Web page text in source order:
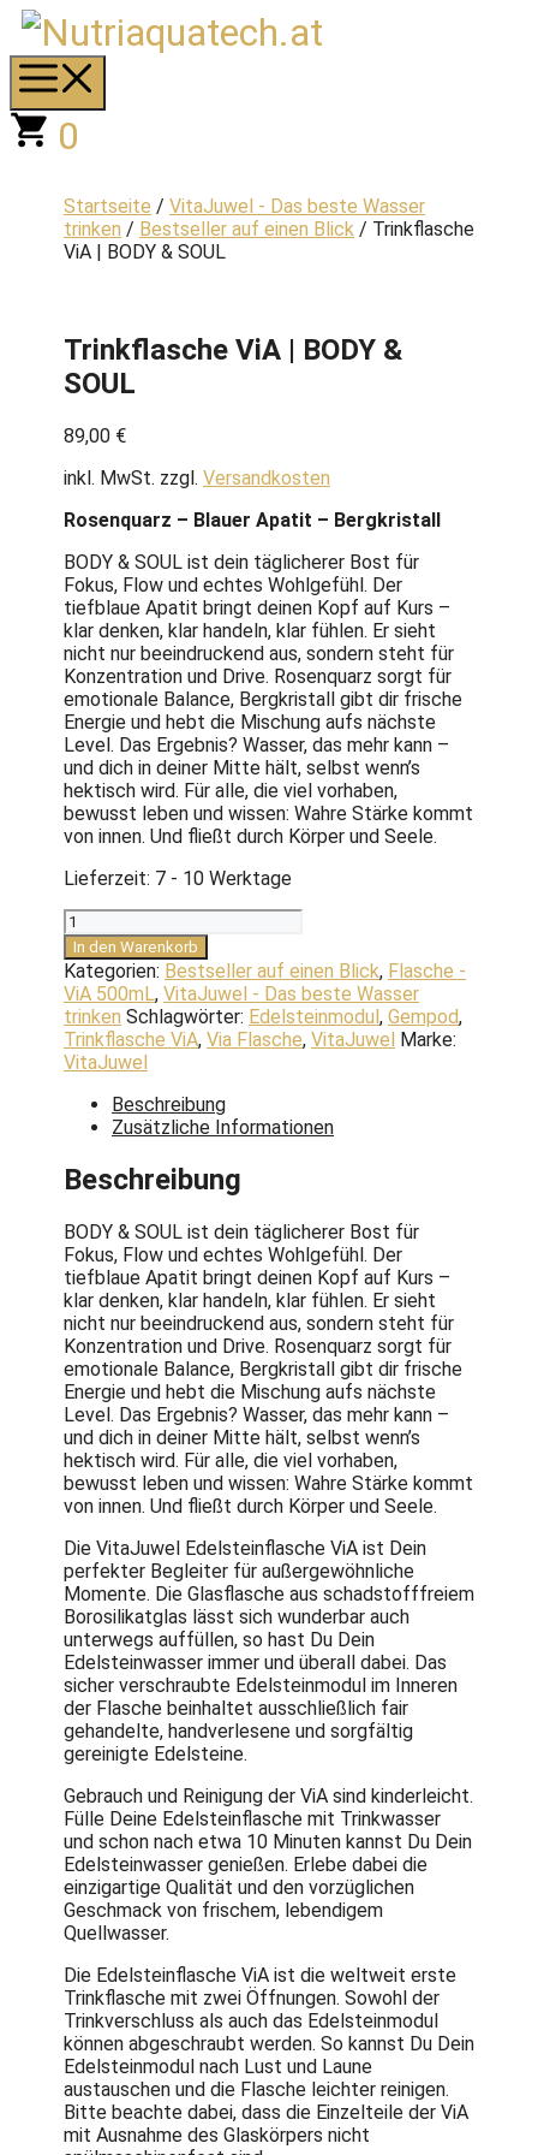
Zum
Inhalt
springen
0
Startseite / VitaJuwel - Das beste Wasser
trinken / Bestseller auf einen Blick / Trinkflasche
ViA | BODY & SOUL
Trinkflasche ViA | BODY &
SOUL
89,00 €
inkl. MwSt. zzgl. Versandkosten
Rosenquarz – Blauer Apatit – Bergkristall
BODY & SOUL ist dein täglicherer Bost für
Fokus, Flow und echtes Wohlgefühl. Der
tiefblaue Apatit bringt deinen Kopf auf Kurs –
klar denken, klar handeln, klar fühlen. Er sieht
nicht nur beeindruckend aus, sondern steht für
Konzentration und Drive. Rosenquarz sorgt für
emotionale Balance, Bergkristall gibt dir frische
Energie und hebt die Mischung aufs nächste
Level. Das Ergebnis? Wasser, das mehr kann –
und dich in deiner Mitte hält, selbst wenn’s
hektisch wird. Für alle, die viel vorhaben,
bewusst leben und wissen: Wahre Stärke kommt
von innen. Und fließt durch Körper und Seele.
Lieferzeit: 7 - 10 Werktage
Trinkflasche
ViA
|
BODY
&
SOUL
Menge
In den Warenkorb
Kategorien: Bestseller auf einen Blick, Flasche -
ViA 500mL, VitaJuwel - Das beste Wasser
trinken Schlagwörter: Edelsteinmodul, Gempod,
Trinkflasche ViA, Via Flasche, VitaJuwel Marke:
VitaJuwel
Beschreibung
Zusätzliche Informationen
Beschreibung
BODY & SOUL ist dein täglicherer Bost für
Fokus, Flow und echtes Wohlgefühl. Der
tiefblaue Apatit bringt deinen Kopf auf Kurs –
klar denken, klar handeln, klar fühlen. Er sieht
nicht nur beeindruckend aus, sondern steht für
Konzentration und Drive. Rosenquarz sorgt für
emotionale Balance, Bergkristall gibt dir frische
Energie und hebt die Mischung aufs nächste
Level. Das Ergebnis? Wasser, das mehr kann –
und dich in deiner Mitte hält, selbst wenn’s
hektisch wird. Für alle, die viel vorhaben,
bewusst leben und wissen: Wahre Stärke kommt
von innen. Und fließt durch Körper und Seele.
Die VitaJuwel Edelsteinflasche ViA ist Dein
perfekter Begleiter für außergewöhnliche
Momente. Die Glasflasche aus schadstofffreiem
Borosilikatglas lässt sich wunderbar auch
unterwegs auffüllen, so hast Du Dein
Edelsteinwasser immer und überall dabei. Das
sicher verschraubte Edelsteinmodul im Inneren
der Flasche beinhaltet ausschließlich fair
gehandelte, handverlesene und sorgfältig
gereinigte Edelsteine.
Gebrauch und Reinigung der ViA sind kinderleicht.
Fülle Deine Edelsteinflasche mit Trinkwasser
und schon nach etwa 10 Minuten kannst Du Dein
Edelsteinwasser genießen. Erlebe dabei die
einzigartige Qualität und den vorzüglichen
Geschmack von frischem, lebendigem
Quellwasser.
Die Edelsteinflasche ViA ist die weltweit erste
Trinkflasche mit zwei Öffnungen. Sowohl der
Trinkverschluss als auch das Edelsteinmodul
können abgeschraubt werden. So kannst Du Dein
Edelsteinmodul nach Lust und Laune
austauschen und die Flasche leichter reinigen.
Bitte beachte dabei, dass die Einzelteile der ViA
mit Ausnahme des Glaskörpers nicht